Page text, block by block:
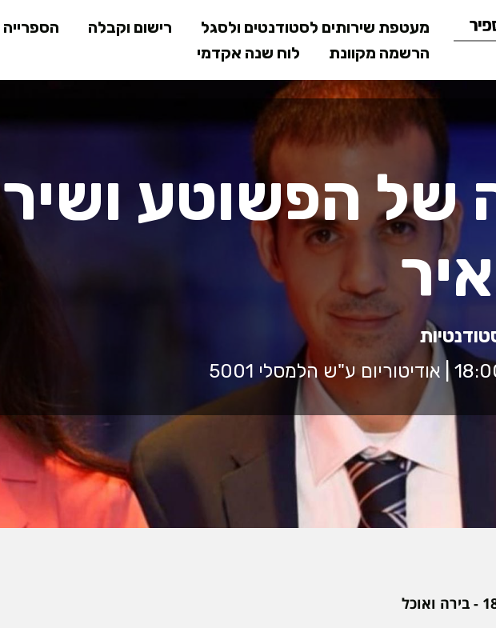
לתוכן
המרכזי
מעטפת שירותים לסטודנטים ולסגל רישום וקבלה
הספרייה
הרשמה מקוונת
לוח שנה אקדמי
של הפשוטע ושיר